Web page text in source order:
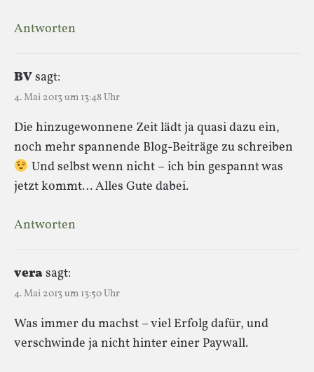
Antworten
BVsagt:
4. Mai 2013 um 13:48 Uhr
Die hinzugewonnene Zeit lädt ja quasi dazu ein,
noch mehr spannende Blog-Beiträge zu schreiben
Und selbst wenn nicht – ich bin gespannt was
jetzt kommt… Alles Gute dabei.
Antworten
verasagt:
4. Mai 2013 um 13:50 Uhr
Was immer du machst – viel Erfolg dafür, und
verschwinde ja nicht hinter einer Paywall.